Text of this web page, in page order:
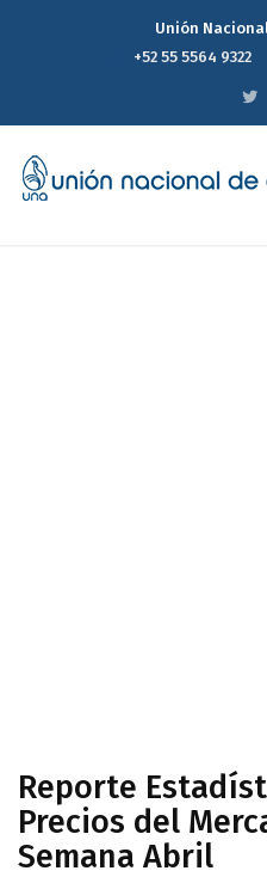
Unión
+52 55 5564 9322
Reporte
Precios del
Semana Abril